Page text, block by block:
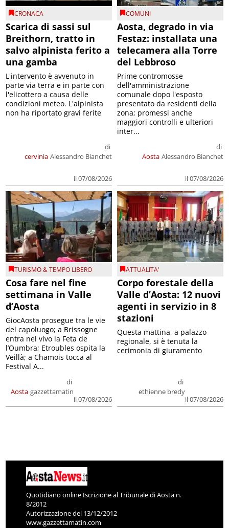
CRONACA
Scarica di sassi sul
Breithorn, tratto in
salvo alpinista ferito a
una gamba
cervinia
di
Alessandro Bianchet
il 07/08/2026
L'intervento è avvenuto in
parte via terra e in parte con
l'elicottero a causa delle
condizioni meteo. L'alpinista
non ha riportato gravi ferite
COMUNI
Aosta, degrado in via
Festaz: installata una
telecamera alla Torre
del Lebbroso
Aosta
di
Alessandro Bianchet
il 07/08/2026
Prime contromosse
dell'amministrazione
comunale dopo l'esposto
presentato da residenti della
zona; promessi anche
maggiori controlli e ulteriori
inter...
TURISMO & TEMPO LIBERO
Cosa fare nel fine
settimana in Valle
d’Aosta
Aosta
di
gazzettamatin
il 07/08/2026
GiocAosta prosegue tra le vie
del capoluogo; a Brissogne
entra nel vivo la Feta de
l’Oumbra; Etroubles ospita la
Veillà; a Chamois tocca al
Festival A...
ATTUALITA'
Corpo forestale della
Valle d’Aosta: 12 nuovi
agenti in servizio in 8
stazioni
di
ethienne bredy
il 07/08/2026
Questa mattina, a palazzo
regionale, si è tenuta la
cerimonia di giuramento
Quotidiano online Iscrizione al Tribunale di Aosta n.
8/2012
Autorizzazione del 13/12/2012
www.gazzettamatin.com